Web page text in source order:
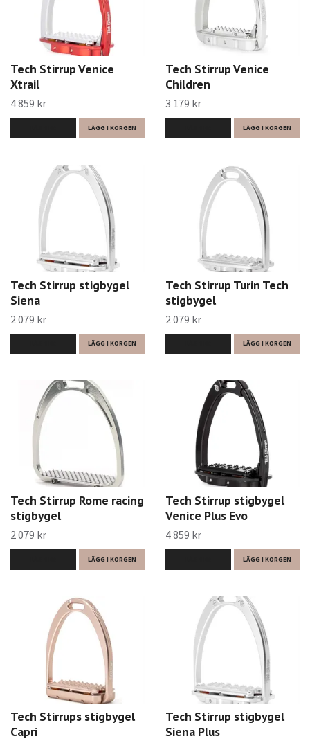
Tech Stirrup Venice
Xtrail
4 859 kr
LÄGG I KORGEN
Tech Stirrup Venice
Children
3 179 kr
LÄGG I KORGEN
Tech Stirrup stigbygel
Siena
2 079 kr
LÄGG I KORGEN
Tech Stirrup Turin Tech
stigbygel
2 079 kr
LÄGG I KORGEN
Tech Stirrup Rome racing
stigbygel
2 079 kr
LÄGG I KORGEN
Tech Stirrup stigbygel
Venice Plus Evo
4 859 kr
LÄGG I KORGEN
Tech Stirrups stigbygel
Capri
Tech Stirrup stigbygel
Siena Plus